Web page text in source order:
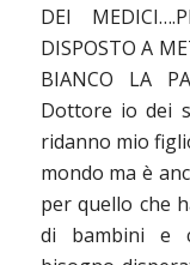
DEI
DISPOSTO A
BIANCO LA
Dottore io dei
ridanno mio
mondo ma è
per quello che
di bambini e